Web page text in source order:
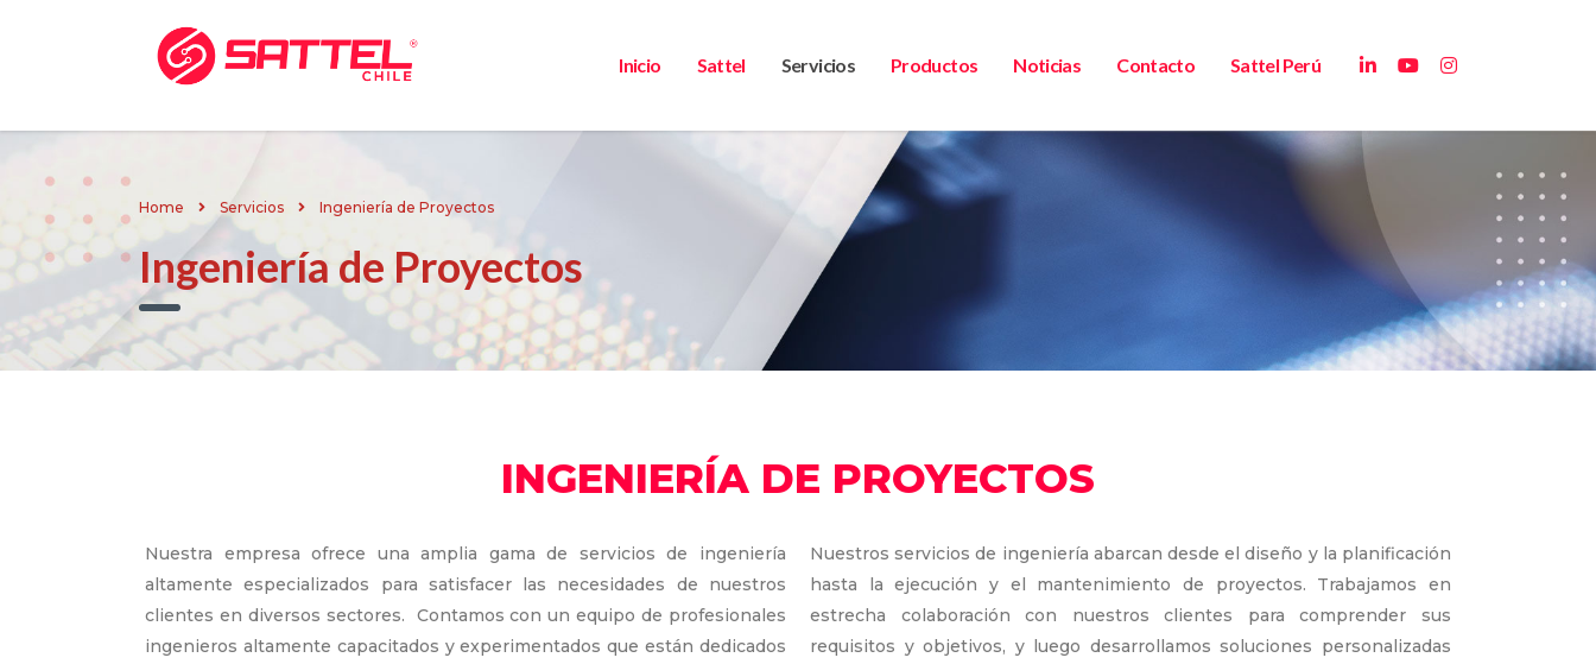
Inicio Sattel Servicios Productos Noticias Contacto Sattel Perú
Home Servicios Ingeniería de Proyectos
Ingeniería de Proyectos
INGENIERÍA DE PROYECTOS
Nuestra empresa ofrece una amplia gama de servicios de ingeniería
altamente especializados para satisfacer las necesidades de nuestros
clientes en diversos sectores. Contamos con un equipo de profesionales
ingenieros altamente capacitados y experimentados que están dedicados
Nuestros servicios de ingeniería abarcan desde el diseño y la planificación
hasta la ejecución y el mantenimiento de proyectos. Trabajamos en
estrecha colaboración con nuestros clientes para comprender sus
requisitos y objetivos, y luego desarrollamos soluciones personalizadas